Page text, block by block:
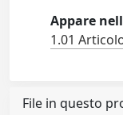
Appare
1.01
File in questo